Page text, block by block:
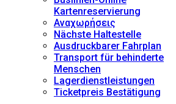
Kartenreservierung
Αναχωρήσεις
Nächste Haltestelle
Αusdruckbarer Fahrplan
Transport für behinderte
Menschen
Lagerdienstleistungen
Ticketpreis Bestätigung